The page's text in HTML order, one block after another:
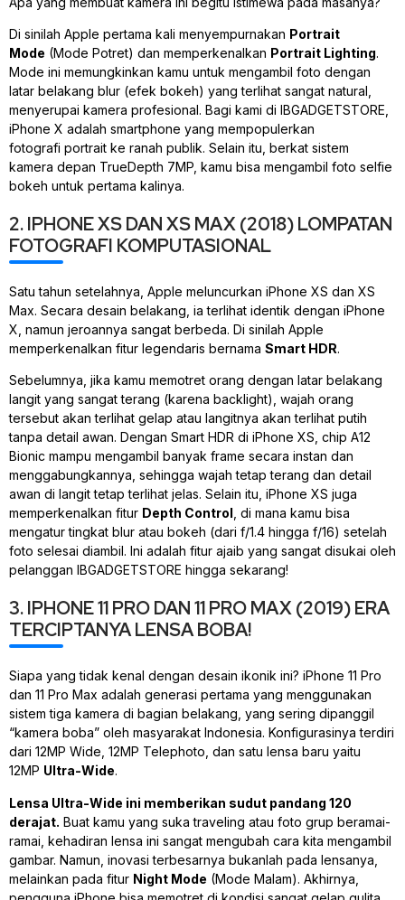
Di sinilah Apple pertama kali menyempurnakan Portrait
Mode (Mode Potret) dan memperkenalkan Portrait Lighting.
Mode ini memungkinkan kamu untuk mengambil foto dengan
latar belakang blur (efek bokeh) yang terlihat sangat natural,
menyerupai kamera profesional. Bagi kami di IBGADGETSTORE,
iPhone X adalah smartphone yang mempopulerkan
fotografi portrait ke ranah publik. Selain itu, berkat sistem
kamera depan TrueDepth 7MP, kamu bisa mengambil foto selfie
bokeh untuk pertama kalinya.
2. IPHONE XS DAN XS MAX (2018) LOMPATAN
FOTOGRAFI KOMPUTASIONAL
Satu tahun setelahnya, Apple meluncurkan iPhone XS dan XS
Max. Secara desain belakang, ia terlihat identik dengan iPhone
X, namun jeroannya sangat berbeda. Di sinilah Apple
memperkenalkan fitur legendaris bernama Smart HDR.
Sebelumnya, jika kamu memotret orang dengan latar belakang
langit yang sangat terang (karena backlight), wajah orang
tersebut akan terlihat gelap atau langitnya akan terlihat putih
tanpa detail awan. Dengan Smart HDR di iPhone XS, chip A12
Bionic mampu mengambil banyak frame secara instan dan
menggabungkannya, sehingga wajah tetap terang dan detail
awan di langit tetap terlihat jelas. Selain itu, iPhone XS juga
memperkenalkan fitur Depth Control , di mana kamu bisa
mengatur tingkat blur atau bokeh (dari f/1.4 hingga f/16) setelah
foto selesai diambil. Ini adalah fitur ajaib yang sangat disukai oleh
pelanggan IBGADGETSTORE hingga sekarang!
3. IPHONE 11 PRO DAN 11 PRO MAX (2019) ERA
TERCIPTANYA LENSA BOBA!
Siapa yang tidak kenal dengan desain ikonik ini? iPhone 11 Pro
dan 11 Pro Max adalah generasi pertama yang menggunakan
sistem tiga kamera di bagian belakang, yang sering dipanggil
“kamera boba” oleh masyarakat Indonesia. Konfigurasinya terdiri
dari 12MP Wide , 12MP Telephoto , dan satu lensa baru yaitu
12MP Ultra-Wide.
Lensa Ultra-Wide ini memberikan sudut pandang 120
derajat. Buat kamu yang sukatraveling atau foto grup beramai-
ramai, kehadiran lensa ini sangat mengubah cara kita mengambil
gambar. Namun, inovasi terbesarnya bukanlah pada lensanya,
melainkan pada fitur Night Mode (Mode Malam). Akhirnya,